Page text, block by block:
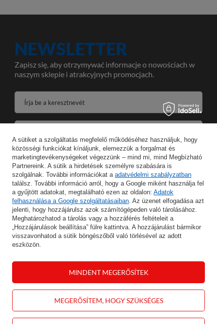
NEWSLETTER
Zapisz się, aby otrzymywać informacje o nowościach w
naszym sklepie i atrakcyjnych promocjach.
Írja be a keresztnevét
Wyrażam zgodę na przetwarzanie moich danych osobowych w celeach oraz zakresie realizacji usług Newsletter w
MENTÉS
INFORMÁCIÓ
SEGÍTSÉG
A sütiket a szolgáltatás megfelelő működéséhez használjuk, hogy
közösségi funkciókat kínáljunk, elemezzük a forgalmat és
marketingtevékenységeket végezzünk – mind mi, mind Megbízható
Partnereink. A sütik a hirdetések személyre szabására is
szolgálnak. További információkat a adatvédelmi szabályzatban
találsz. További információ arról, hogy a Google miként használja fel
a gyűjtött adatokat, megtalálható ezen az oldalon: Adatok
felhasználása a Google szolgáltatásaiban. Az üzenet elfogadása azt
jelenti, hogy hozzájárulsz azok számítógépeden való tárolásához.
Meghatározhatod a tárolás vagy a hozzáférés feltételeit a
„Hozzájárulások beállítása” fülre kattintva. A hozzájárulást bármikor
visszavonhatod a sütik böngészőből való törlésével az adott
eszközön.
MEGERŐSÍTEM, HOGY SZÜKSÉGES
MINDENT MEGERŐSÍTEK